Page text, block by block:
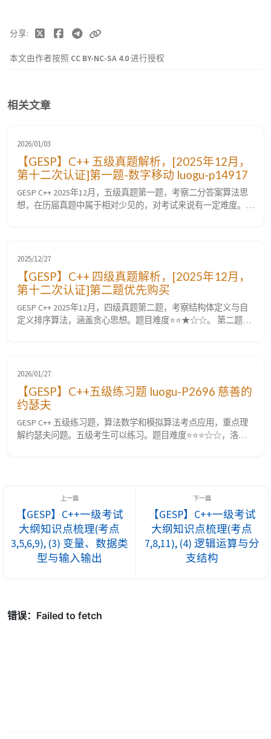
本文由作者按照 CC BY-NC-SA 4.0进行授权
分享
相关文章
2026/01/03
【GESP】C++ 五级真题解析，[2025年12月，
第十二次认证]第一题-数字移动 luogu-p14917
GESP C++ 2025年12月，五级真题第一题，考察二分答案算法思
想，在历届真题中属于相对少见的，对考试来说有一定难度。题
包含 $\fra...
2025/12/27
【GESP】C++ 四级真题解析，[2025年12月，
第十二次认证]第二题优先购买
GESP C++ 2025年12月，四级真题第二题，考察结构体定义与自
定义排序算法，涵盖贪心思想。题目难度⭐⭐★☆☆。 第二题，
于理解购买的优先级规则（优先级依次递减）： ...
2026/01/27
【GESP】C++五级练习题 luogu-P2696 慈善的
约瑟夫
GESP C++ 五级练习题，算法数学和模拟算法考点应用，重点理
解约瑟夫问题。五级考生可以练习。题目难度⭐⭐⭐☆☆，洛谷
【GESP】C++一级考试
大纲知识点梳理(考点
3,5,6,9), (3) 变量、数据类
型与输入输出
【GESP】C++一级考试
大纲知识点梳理(考点
7,8,11), (4) 逻辑运算与分
支结构